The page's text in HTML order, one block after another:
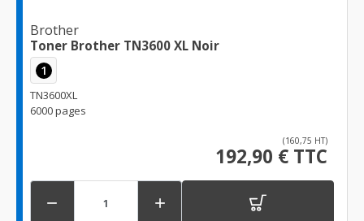
Brother
Toner Brother TN3600 XL Noir
1
TN3600XL
6000 pages
(160,75 HT)
192,90 € TTC
 